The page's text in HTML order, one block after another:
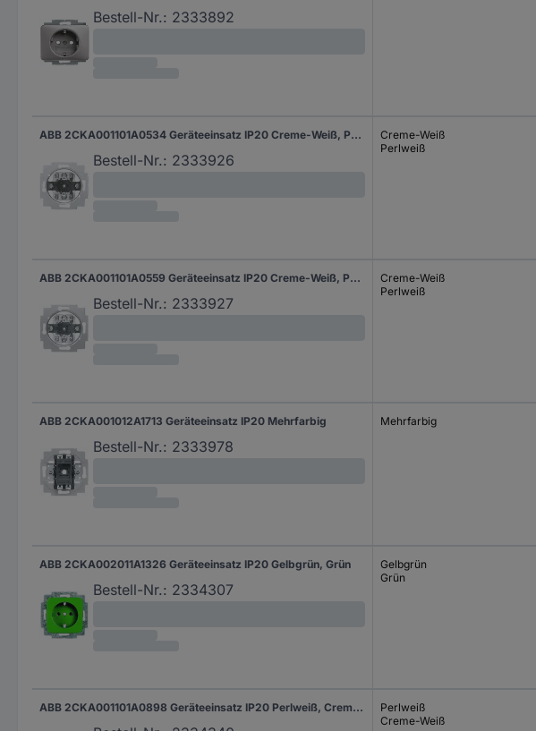
Bestell-Nr.: 2333892
ABB 2CKA001101A0534 Geräteeinsatz IP20 Creme-Weiß, Perlweiß
Bestell-Nr.: 2333926
Creme-Weiß
Perlweiß
ABB 2CKA001101A0559 Geräteeinsatz IP20 Creme-Weiß, Perlweiß
Bestell-Nr.: 2333927
Creme-Weiß
Perlweiß
ABB 2CKA001012A1713 Geräteeinsatz IP20 Mehrfarbig
Bestell-Nr.: 2333978
Mehrfarbig
ABB 2CKA002011A1326 Geräteeinsatz IP20 Gelbgrün, Grün
Bestell-Nr.: 2334307
Gelbgrün
Grün
ABB 2CKA001101A0898 Geräteeinsatz IP20 Perlweiß, Creme-Weiß
Perlweiß
Creme-Weiß